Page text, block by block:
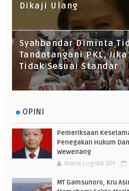
Dikaji Ulang
Syahbandar Diminta
Tandatangani PKL,
Tidak Sesuai Standar
OPINI
Pemeriksaan
Penegakan Hukum
Wewenang
Warta Logistik 001
MT Gamsunoro, Kru